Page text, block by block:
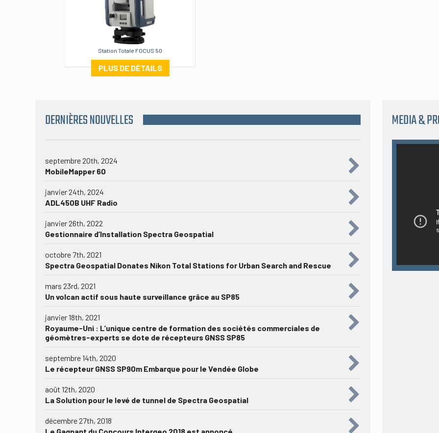
Station Totale FOCUS 50
PLUS DE DÉTAILS
DERNIÈRES NOUVELLES
septembre 20th, 2024
MobileMapper 60
janvier 24th, 2024
ADL450B UHF Radio
janvier 26th, 2022
Gestionnaire d’Installation Spectra Geospatial
octobre 7th, 2021
Spectra Geospatial Donates Nikon Total Stations for Urban Search and Rescue
mars 23rd, 2021
Un volcan actif sous haute surveillance grâce au SP85
janvier 18th, 2021
Royaume-Uni : L’unique centre de formation des sociétés commerciales de
géomètres-experts se dote de récepteurs GNSS SP85
septembre 14th, 2020
Le récepteur GNSS SP90m Embarque pour le Vendée Globe
août 12th, 2020
La Solution pour le levé de tunnel de Spectra Geospatial
décembre 27th, 2018
Le Gagnant du Concours Intergeo 2018 est annoncé …
MEDIA &